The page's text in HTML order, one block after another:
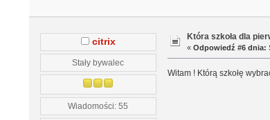
citrix
Stały bywalec
Wiadomości: 55
Która szkoła dla
«Odpowiedź #6 dnia:
Witam ! Którą szkołę